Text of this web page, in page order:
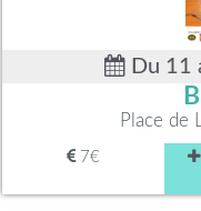
Du 11
Place de
7€